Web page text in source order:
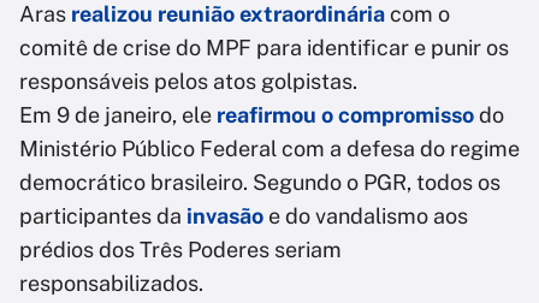
Aras realizou reunião extraordináriacom o
comitê de crise do MPF para identificar e punir os
responsáveis pelos atos golpistas.
Em 9 de janeiro, ele reafirmou o compromissodo
Ministério Público Federal com a defesa do regime
democrático brasileiro. Segundo o PGR, todos os
participantes da invasão e do vandalismo aos
prédios dos Três Poderes seriam
responsabilizados.